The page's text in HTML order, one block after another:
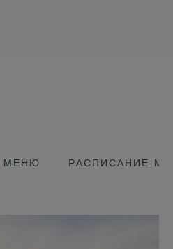
МЕНЮ РАСПИСАНИЕ